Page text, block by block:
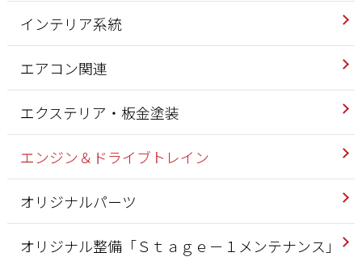
インテリア系統
エアコン関連
エクステリア・板金塗装
エンジン＆ドライブトレイン
オリジナルパーツ
オリジナル整備「Ｓｔａｇｅ－１メンテナンス」